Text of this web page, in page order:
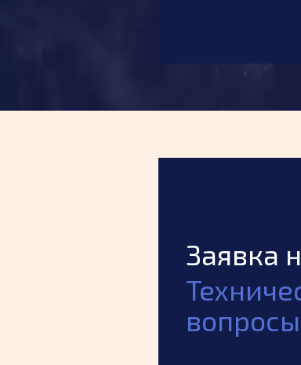
Заявка